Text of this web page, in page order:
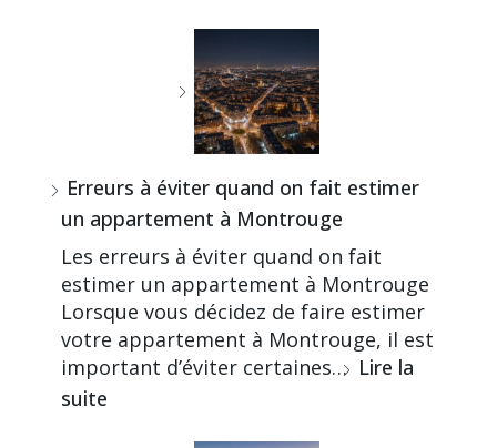
Erreurs à éviter quand on fait estimer
un appartement à Montrouge
Les erreurs à éviter quand on fait
estimer un appartement à Montrouge
Lorsque vous décidez de faire estimer
votre appartement à Montrouge, il est
important d’éviter certaines… Lire la
suite